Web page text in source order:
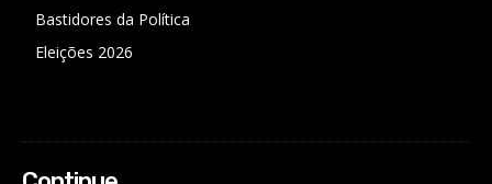
Bastidores da Política
Eleições 2026